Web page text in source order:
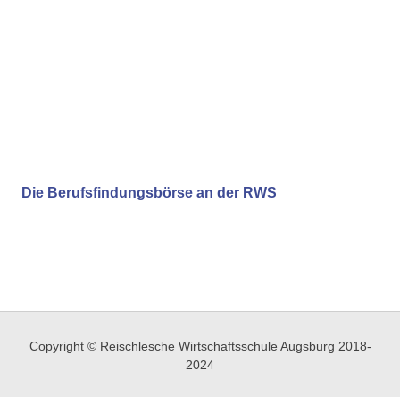
Die Berufsfindungsbörse an der RWS
Copyright © Reischlesche Wirtschaftsschule Augsburg 2018-
2024